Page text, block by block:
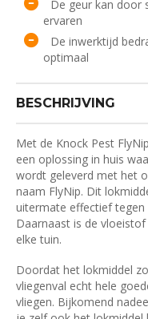
De geur kan door
ervaren
De inwerktijd
optimaal
BESCHRIJVING
Met de Knock Pest
een oplossing in huis
wordt geleverd met het
naam FlyNip. Dit
uitermate effectief tegen
Daarnaast is de
elke tuin.
Doordat het lokmiddel
vliegenval echt hele
vliegen. Bijkomend